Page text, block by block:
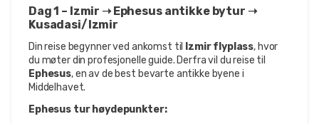
Dag 1 – Izmir ➝ Ephesus antikke bytur ➝
Kusadasi/Izmir
Din reise begynner ved ankomst til Izmir flyplass, hvor
Ephesus, en av de best bevarte antikke byene i
Middelhavet.
Ephesus tur høydepunkter: